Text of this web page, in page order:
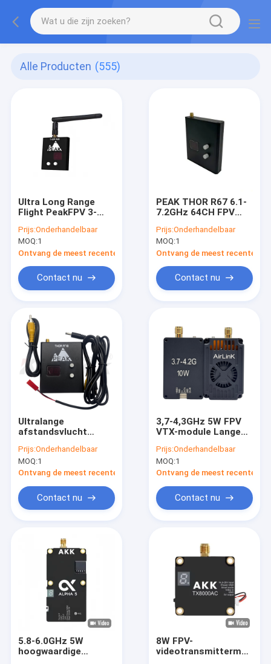
Alle Producten (555)
Ultra Long Range
Flight PeakFPV 3-
Accessory Video
Receiver Parts FPV
VRX 3000MHz-
4938MHz 40CH
Beeldoverdracht
Lage latentie
Prijs:Onderhandelbaar
MOQ:1
Ontvang de meest recente Prijs
Contact nu
PEAK THOR R67 6.1-
7.2GHz 64CH FPV
voor Drones met
Stabiel Signaal over
Lange Afstand
Prijs:Onderhandelbaar
MOQ:1
Ontvang de meest recente
Contact nu
Ultralange
afstandsvlucht
VRX Drone-
accessoire Video-
ontvanger FPV VRX-
- 8000 MHz 40CH
beeldoverdracht
Prijs:Onderhandelbaar
MOQ:1
Ontvang de meest recente Prijs
Contact nu
3,7-4,3GHz 5W FPV
VTX-module Lange
transmissie AL4305
Prijs:Onderhandelbaar
MOQ:1
Ontvang de meest recente
Contact nu
5.8-6.0GHz 5W
hoogwaardige
8W FPV-
videotransmittermodule